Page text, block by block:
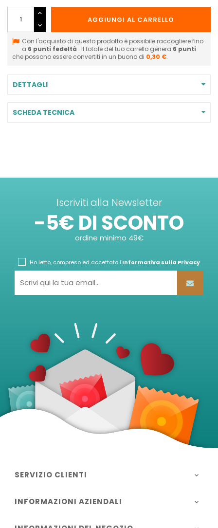
AGGIUNGI AL CARRELLO
Con l'acquisto di questo prodotto è possibile raccogliere fino
a 6 punti fedeltà . Il totale del tuo carrello genera 6 punti
che possono essere convertiti in un buono di 0,30 €.
DETTAGLI
SCHEDA TECNICA
Iscriviti alla Newsletter
-5€ DI SCONTO
ordine minimo 49€
Ho letto, compreso ed accettato l'Informativa sulla Privacy
SERVIZIO CLIENTI 
INFORMAZIONI AZIENDALI 